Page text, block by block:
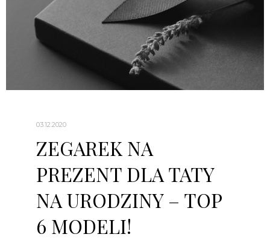
03.12.2020
ZEGAREK NA
PREZENT DLA TATY
NA URODZINY – TOP
6 MODELI!